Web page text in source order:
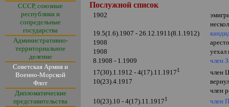
СССР, союзные
республики и
сопредельные
государства
Административно-
территориальное
деление
Советская Армия и
Военно-Морской
Флот
Дипломатические
представительства
Послужной список
1902
19.5(1.6).1907 - 26.12.1911(8.1.1912)
1908
1908
уехал
8.1908 - 1.1909
член
17(30).1.1912 -4(17).11.19171
член
10(23).4.1917
член
10(23).10 - 4(17).11.19171 член